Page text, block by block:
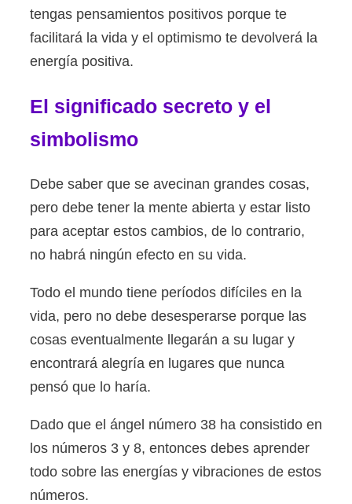
tengas pensamientos positivos porque te
facilitará la vida y el optimismo te devolverá la
energía positiva.
El significado secreto y el
simbolismo
Debe saber que se avecinan grandes cosas,
pero debe tener la mente abierta y estar listo
para aceptar estos cambios, de lo contrario,
no habrá ningún efecto en su vida.
Todo el mundo tiene períodos difíciles en la
vida, pero no debe desesperarse porque las
cosas eventualmente llegarán a su lugar y
encontrará alegría en lugares que nunca
pensó que lo haría.
Dado que el ángel número 38 ha consistido en
los números 3 y 8, entonces debes aprender
todo sobre las energías y vibraciones de estos
números.